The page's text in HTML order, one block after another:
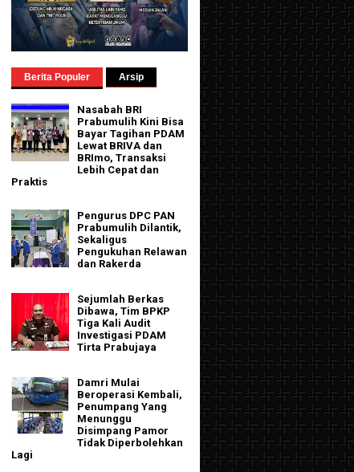
Berita Populer Arsip
Nasabah BRI
Prabumulih Kini Bisa
Bayar Tagihan PDAM
Lewat BRIVA dan
BRImo, Transaksi
Lebih Cepat dan
Praktis
Pengurus DPC PAN
Prabumulih Dilantik,
Sekaligus
Pengukuhan Relawan
dan Rakerda
Sejumlah Berkas
Dibawa, Tim BPKP
Tiga Kali Audit
Investigasi PDAM
Tirta Prabujaya
Damri Mulai
Beroperasi Kembali,
Penumpang Yang
Menunggu
Disimpang Pamor
Tidak Diperbolehkan
Lagi